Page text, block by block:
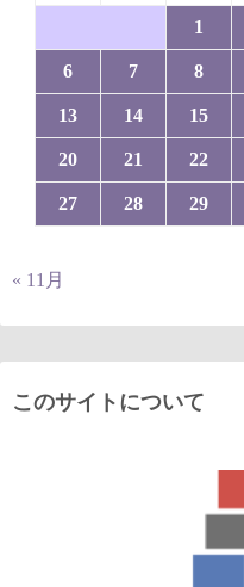
1
6 7 8
13 14 15
20 21 22
27 28 29
« 11月
このサイトについて